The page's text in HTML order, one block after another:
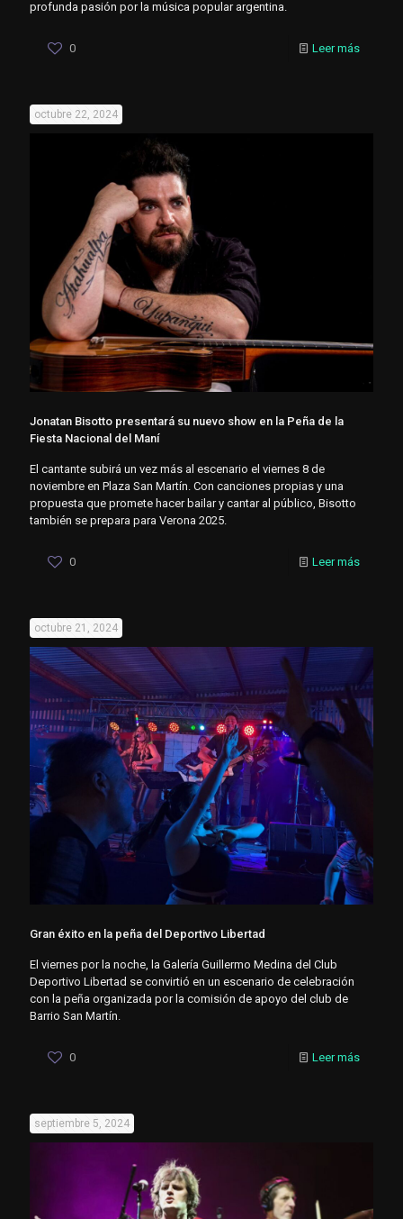
profunda pasión por la música popular argentina.
0 Leer más
octubre 22, 2024
Jonatan Bisotto presentará su nuevo show en la Peña de la
Fiesta Nacional del Maní
El cantante subirá un vez más al escenario el viernes 8 de
noviembre en Plaza San Martín. Con canciones propias y una
propuesta que promete hacer bailar y cantar al público, Bisotto
también se prepara para Verona 2025.
0 Leer más
octubre 21, 2024
Gran éxito en la peña del Deportivo Libertad
El viernes por la noche, la Galería Guillermo Medina del Club
Deportivo Libertad se convirtió en un escenario de celebración
con la peña organizada por la comisión de apoyo del club de
Barrio San Martín.
0 Leer más
septiembre 5, 2024